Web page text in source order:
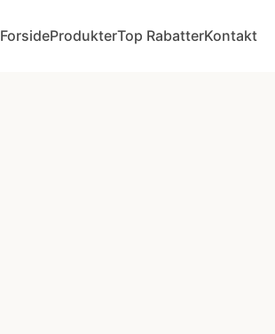
ForsideProdukterTop RabatterKontakt